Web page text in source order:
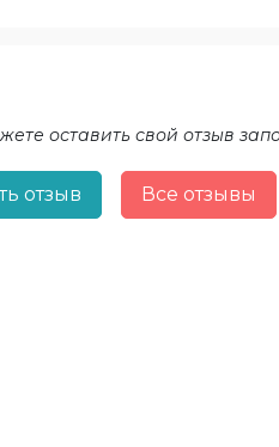
оставить свой отзыв
отзыв Все отзывы